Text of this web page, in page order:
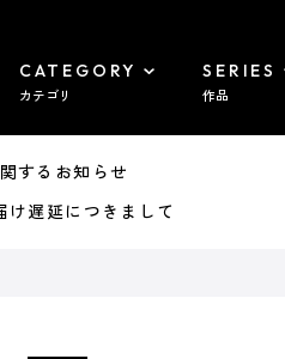
CATEGORY
カテゴリ
SERIES
作品
するお知らせ
遅延につきまして